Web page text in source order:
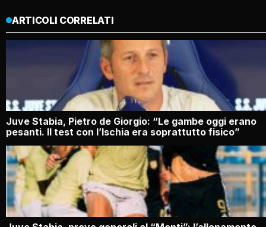
ARTICOLI CORRELATI
Juve Stabia, Pietro de Giorgio: “Le gambe oggi erano
pesanti. Il test con l’Ischia era soprattutto fisico”